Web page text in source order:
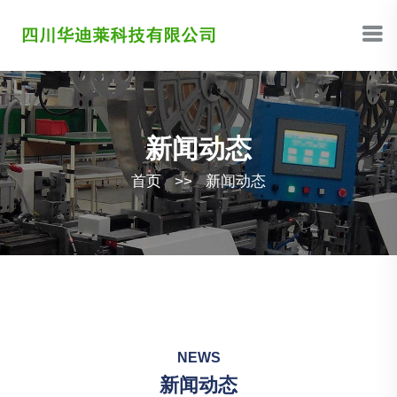
新闻动态
首页 >> 新闻动态
NEWS
新闻动态